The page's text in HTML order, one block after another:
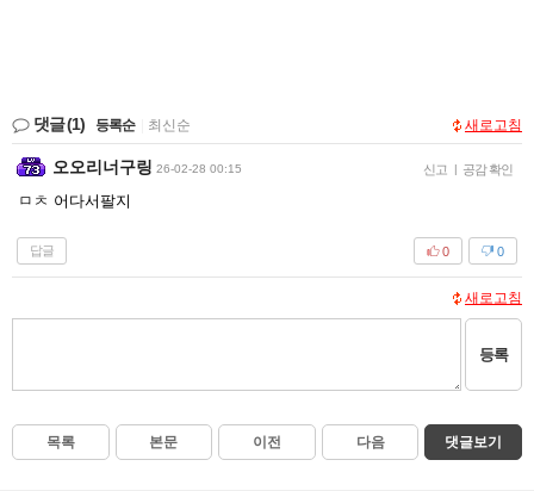
댓글(1) 등록순 최신순 새로고침
오오리너구링 26-02-28 00:15 신고 | 공감 확인
ㅁㅊ 어다서팔지
답글 0
0
새로고침
등록
목록 본문 이전 다음 댓글보기